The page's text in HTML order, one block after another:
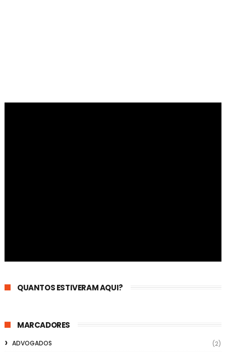
QUANTOS ESTIVERAM AQUI?
MARCADORES
ADVOGADOS
(2)